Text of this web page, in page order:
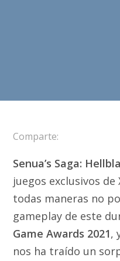
Comparte:
Senua’s Saga:
juegos exclusivos
todas maneras no
gameplay de este
Game Awards 2021,
nos ha traído un